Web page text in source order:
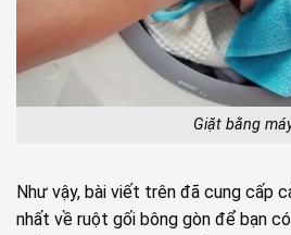
Giặt bằng
Như vậy, bài viết trên đã cung cấp
nhất về ruột gối bông gòn để bạn